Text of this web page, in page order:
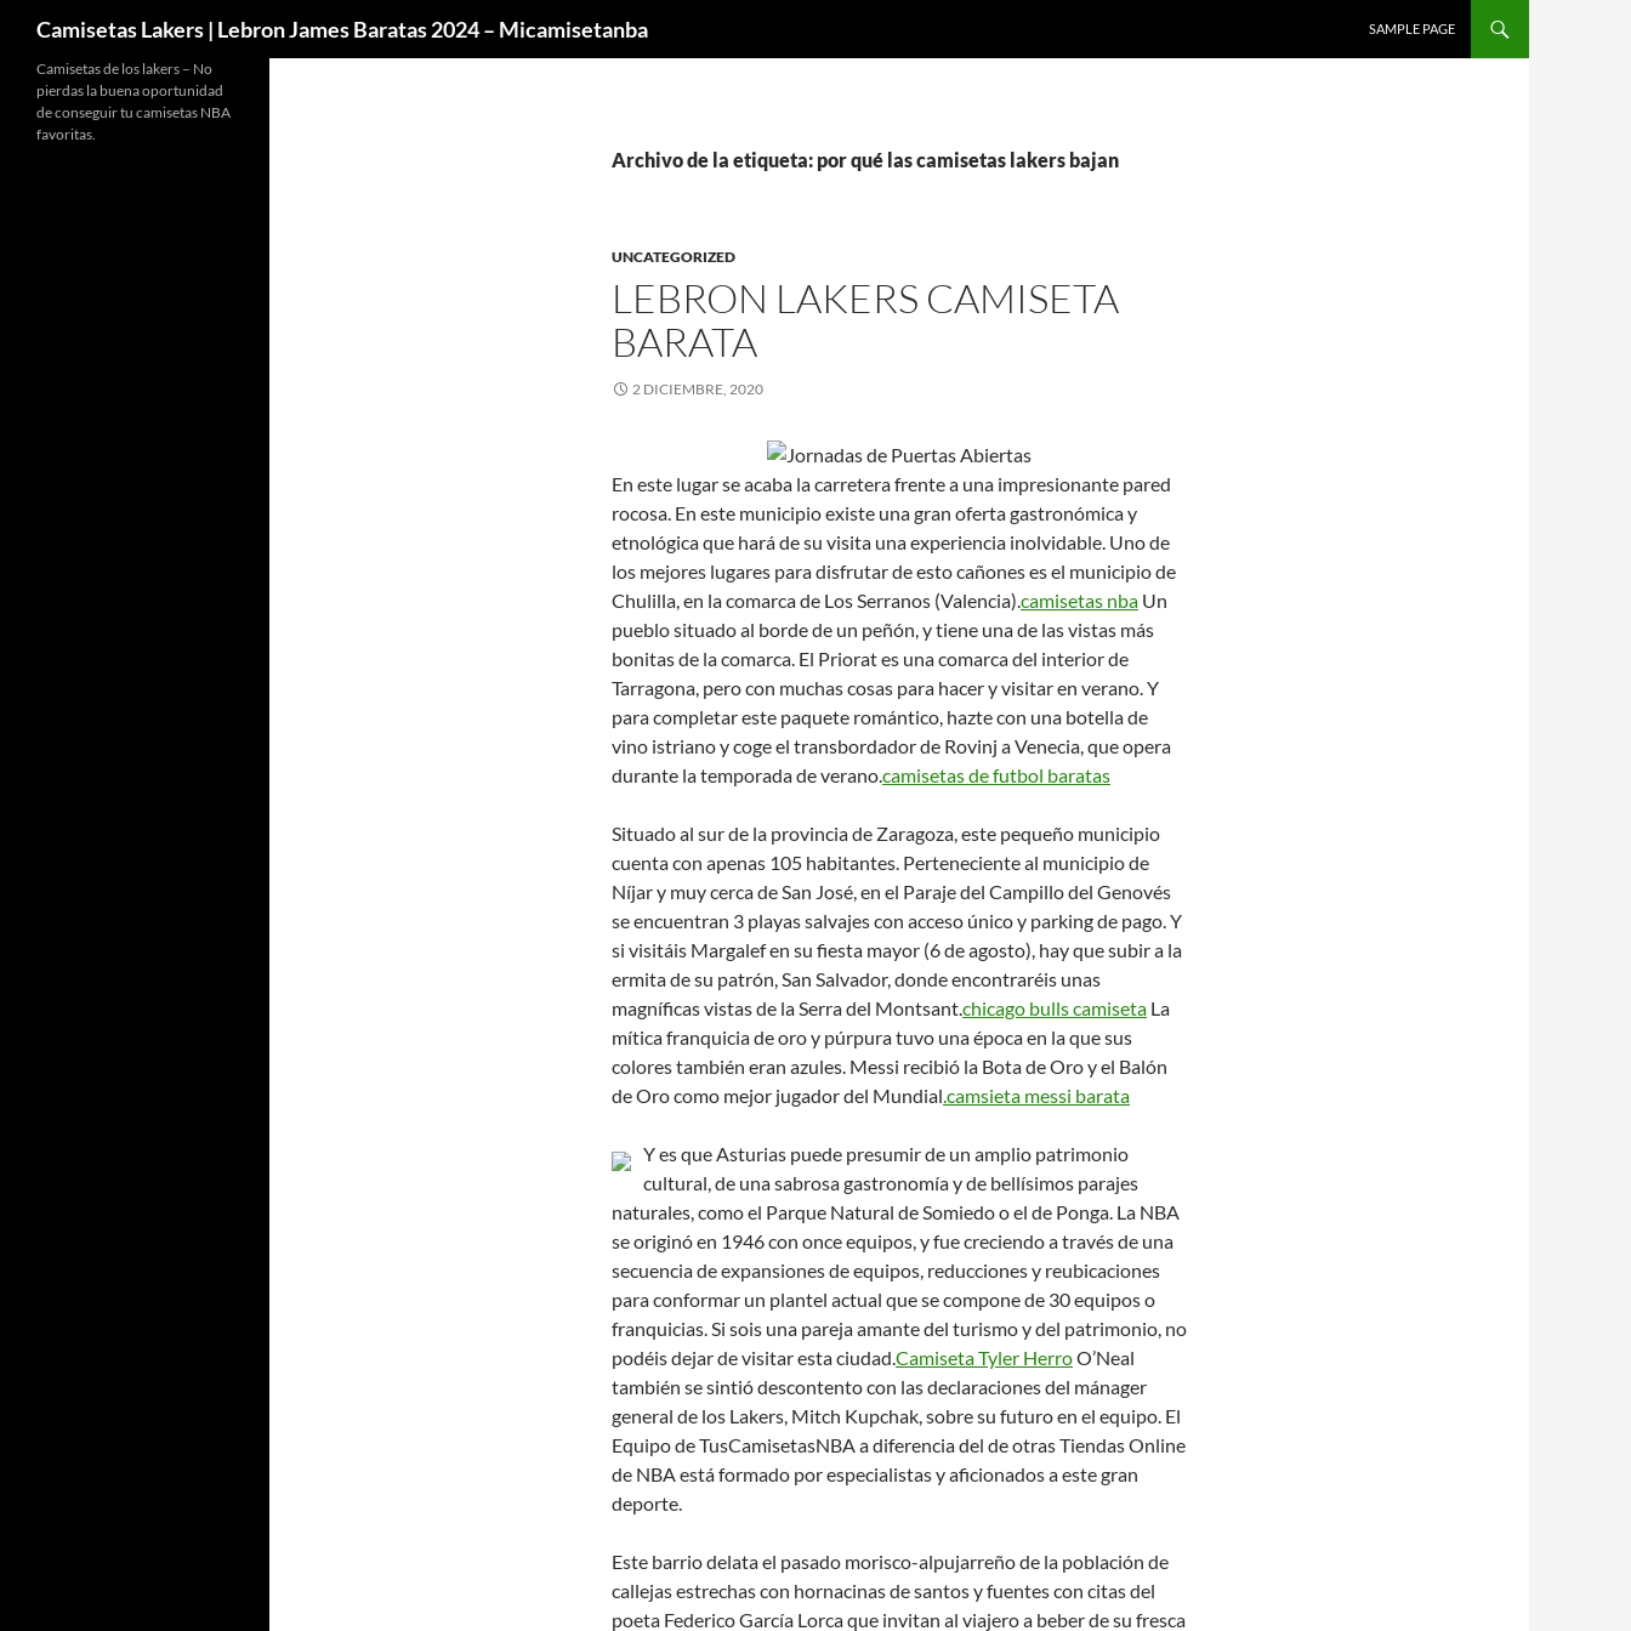
Camisetas Lakers | Lebron James Baratas 2024 – Micamisetanba
SAMPLE PAGE
Archivo de la etiqueta: por qué las camisetas lakers bajan
UNCATEGORIZED
LEBRON LAKERS CAMISETA
BARATA
2 DICIEMBRE, 2020
En este lugar se acaba la carretera frente a una impresionante pared
rocosa. En este municipio existe una gran oferta gastronómica y
etnológica que hará de su visita una experiencia inolvidable. Uno de
los mejores lugares para disfrutar de esto cañones es el municipio de
Chulilla, en la comarca de Los Serranos (Valencia).camisetas nba Un
pueblo situado al borde de un peñón, y tiene una de las vistas más
bonitas de la comarca. El Priorat es una comarca del interior de
Tarragona, pero con muchas cosas para hacer y visitar en verano. Y
para completar este paquete romántico, hazte con una botella de
vino istriano y coge el transbordador de Rovinj a Venecia, que opera
durante la temporada de verano.camisetas de futbol baratas
Situado al sur de la provincia de Zaragoza, este pequeño municipio
cuenta con apenas 105 habitantes. Perteneciente al municipio de
Níjar y muy cerca de San José, en el Paraje del Campillo del Genovés
se encuentran 3 playas salvajes con acceso único y parking de pago. Y
si visitáis Margalef en su fiesta mayor (6 de agosto), hay que subir a la
ermita de su patrón, San Salvador, donde encontraréis unas
magníficas vistas de la Serra del Montsant.chicago bulls camiseta La
mítica franquicia de oro y púrpura tuvo una época en la que sus
colores también eran azules. Messi recibió la Bota de Oro y el Balón
de Oro como mejor jugador del Mundial.camsieta messi barata
Y es que Asturias puede presumir de un amplio patrimonio
cultural, de una sabrosa gastronomía y de bellísimos parajes
naturales, como el Parque Natural de Somiedo o el de Ponga. La NBA
se originó en 1946 con once equipos, y fue creciendo a través de una
secuencia de expansiones de equipos, reducciones y reubicaciones
para conformar un plantel actual que se compone de 30 equipos o
franquicias. Si sois una pareja amante del turismo y del patrimonio, no
podéis dejar de visitar esta ciudad.Camiseta Tyler HerroO’Neal
también se sintió descontento con las declaraciones del mánager
general de los Lakers, Mitch Kupchak, sobre su futuro en el equipo. El
Equipo de TusCamisetasNBA a diferencia del de otras Tiendas Online
de NBA está formado por especialistas y aficionados a este gran
deporte.
Este barrio delata el pasado morisco-alpujarreño de la población de
callejas estrechas con hornacinas de santos y fuentes con citas del
poeta Federico García Lorca que invitan al viajero a beber de su fresca
Camisetas de los lakers – No
pierdas la buena oportunidad
de conseguir tu camisetas NBA
favoritas.